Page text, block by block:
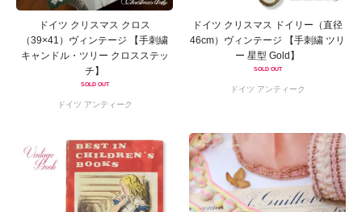
ドイツ クリスマス クロス
（39×41）ヴィンテージ 【手刺繍
キャンドル・ツリー クロスステッ
チ】
SOLD OUT
ドイツ アンティーク
ドイツ クリスマス ドイリー（直径
46cm）ヴィンテージ 【手刺繍 ツリ
ー 星型 Gold】
SOLD OUT
ドイツ アンティーク